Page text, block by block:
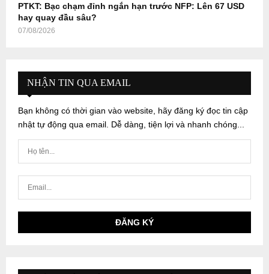
PTKT: Bạc chạm đỉnh ngắn hạn trước NFP: Lên 67 USD
hay quay đầu sâu?
07/08/2026
NHẬN TIN QUA EMAIL
Bạn không có thời gian vào website, hãy đăng ký đọc tin cập
nhật tự động qua email. Dễ dàng, tiện lợi và nhanh chóng...